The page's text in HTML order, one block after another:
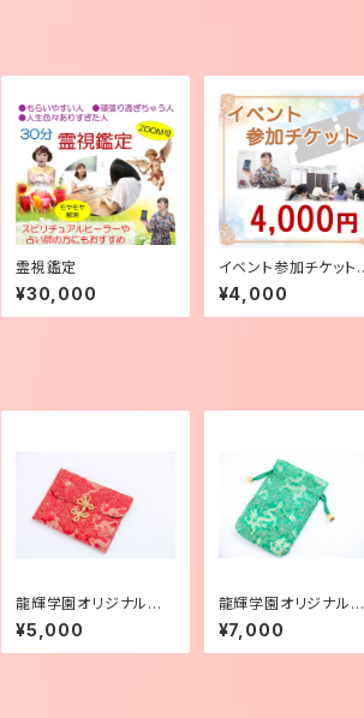
霊視鑑定
¥30,000
イベント参加チケット
【4,000円】
¥4,000
龍輝学園オリジナルカ
ードポーチ（中）レッド
¥5,000
龍輝学園オリジナルカ
ードポーチ（大）グリー
ン
¥7,000